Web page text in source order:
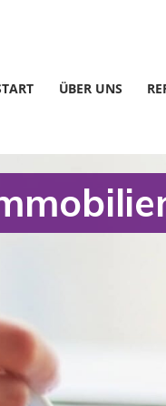
ÜBER UNS